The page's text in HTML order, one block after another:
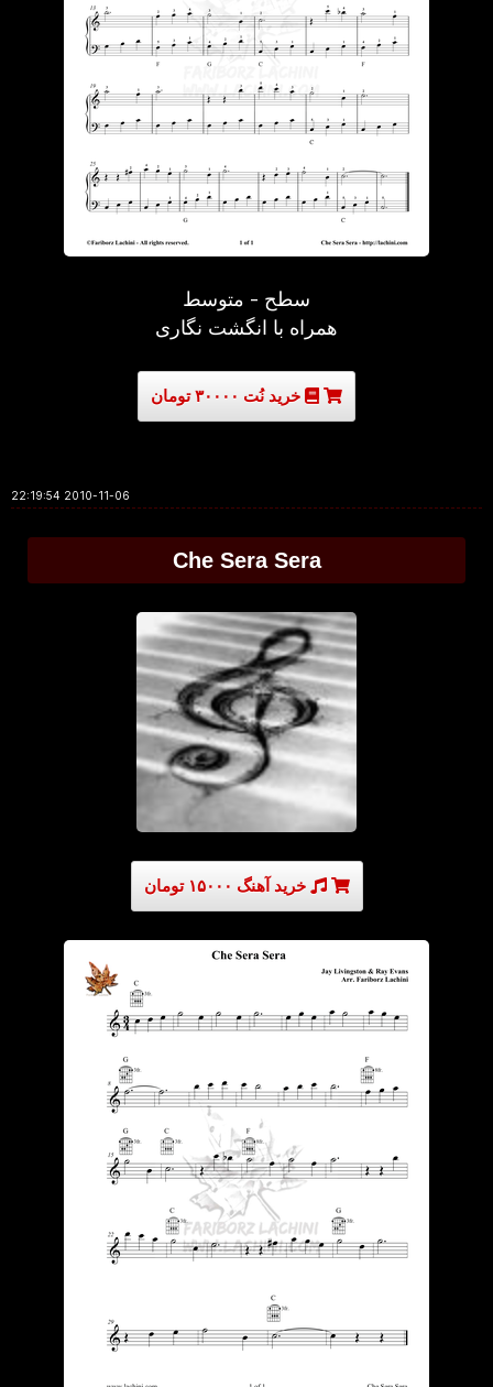
سطح - متوسط
همراه با انگشت نگاری
خرید نُت ۳۰۰۰۰ تومان
2010-11-06 22:19:54
Che Sera Sera
خرید آهنگ ۱۵۰۰۰ تومان